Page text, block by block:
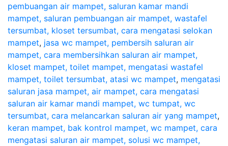
pembuangan air mampet, saluran kamar mandi
mampet, saluran pembuangan air mampet, wastafel
tersumbat, kloset tersumbat, cara mengatasi selokan
mampet, jasa wc mampet, pembersih saluran air
mampet, cara membersihkan saluran air mampet,
kloset mampet, toilet mampet, mengatasi wastafel
mampet, toilet tersumbat, atasi wc mampet, mengatasi
saluran jasa mampet, air mampet, cara mengatasi
saluran air kamar mandi mampet, wc tumpat, wc
tersumbat, cara melancarkan saluran air yang mampet,
keran mampet, bak kontrol mampet, wc mampet, cara
mengatasi saluran air mampet, solusi wc mampet,